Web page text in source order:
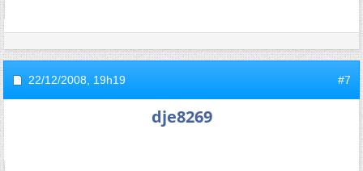
22/12/2008, 19h19 #7
dje8269